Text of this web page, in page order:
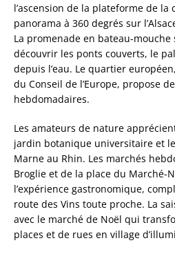
l’ascension de la plateforme de
panorama à 360 degrés sur
La promenade en bateau-mouche
découvrir les ponts couverts, le
depuis l’eau. Le quartier
du Conseil de l’Europe, propose
hebdomadaires.
Les amateurs de nature
jardin botanique universitaire et
Marne au Rhin. Les marchés
Broglie et de la place du Marché-
l’expérience gastronomique,
route des Vins toute proche. La
avec le marché de Noël qui
places et de rues en village